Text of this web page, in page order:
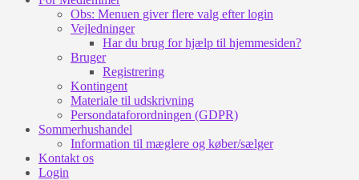
Obs: Menuen giver flere valg efter login
Vejledninger
Har du brug for hjælp til hjemmesiden?
Bruger
Registrering
Kontingent
Materiale til udskrivning
Persondataforordningen (GDPR)
Sommerhushandel
Information til mæglere og køber/sælger
Kontakt os
Login